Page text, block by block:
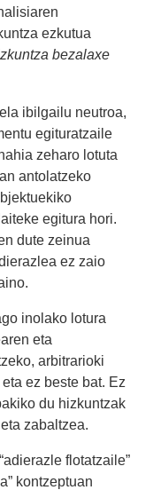
ezkutua
bezalaxe
ibilgailu neutroa,
egituratzaile
zeharo lotuta
antolatzeko
egitura hori.
dute zeinua
ez zaio
inolako lotura
eta
arbitrarioki
ez beste bat. Ez
du hizkuntzak
zabaltzea.
flotatzaile”
kontzeptuan